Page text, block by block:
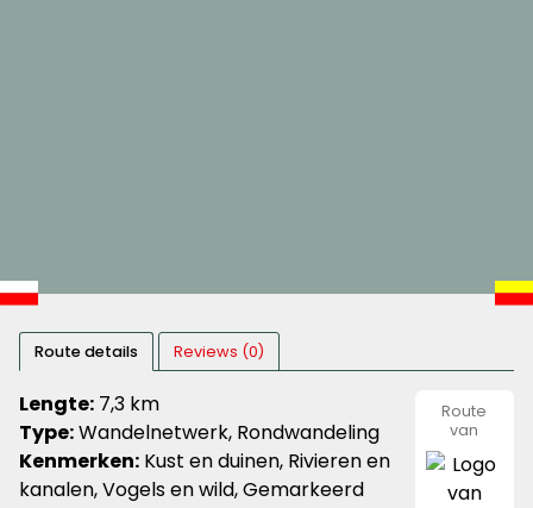
Route details Reviews (0)
Lengte: 7,3 km
Type:Wandelnetwerk, Rondwandeling
Kenmerken: Kust en duinen, Rivieren en
kanalen, Vogels en wild, Gemarkeerd
Route
van